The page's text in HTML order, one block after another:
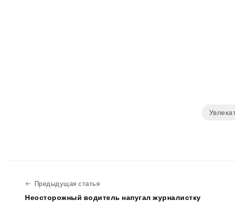
Предыдущая статьяПредыдущая статья
Неосторожный водитель напугал журналистку